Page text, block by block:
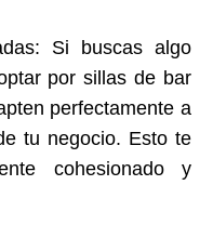
: Si buscas algo
por sillas de bar
perfectamente a
tu negocio. Esto te
cohesionado y